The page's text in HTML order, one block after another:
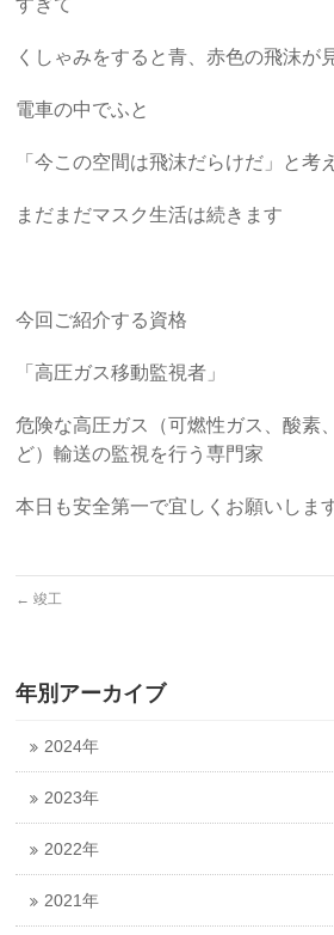
すぎて
くしゃみをすると青、赤色の飛沫が
電車の中でふと
「今この空間は飛沫だらけだ」と考
まだまだマスク生活は続きます
今回ご紹介する資格
「高圧ガス移動監視者」
危険な高圧ガス（可燃性ガス、酸素
ど）輸送の監視を行う専門家
本日も安全第一で宜しくお願いしま
← 竣工
年別アーカイブ
2024年
2023年
2022年
2021年